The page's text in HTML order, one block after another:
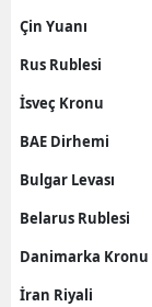
Çin Yuanı
Rus Rublesi
İsveç Kronu
BAE Dirhemi
Bulgar Levası
Belarus Rublesi
Danimarka Kronu
İran Riyali